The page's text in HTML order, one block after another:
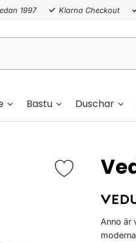
1997 Klarna Checkout
Bastu Duschar
Anno är